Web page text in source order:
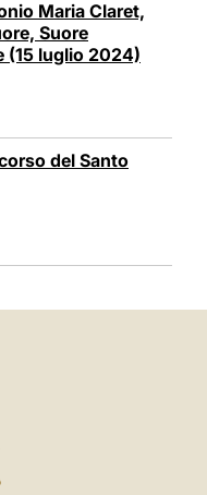
Maria Claret,
Suore
(15 luglio 2024)
del Santo